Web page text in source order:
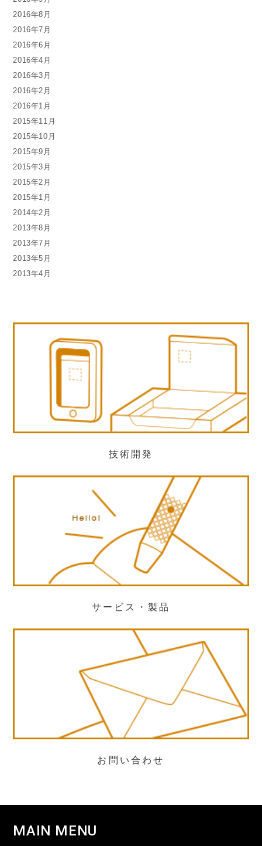
2016年8月
2016年7月
2016年6月
2016年4月
2016年3月
2016年2月
2016年1月
2015年11月
2015年10月
2015年9月
2015年3月
2015年2月
2015年1月
2014年2月
2013年8月
2013年7月
2013年5月
2013年4月
技術開発
サービス・製品
お問い合わせ
MAIN MENU